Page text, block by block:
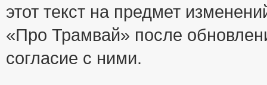
этот текст на предмет
«Про Трамвай» после
согласие с ними.